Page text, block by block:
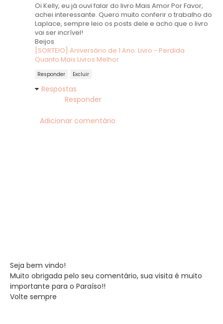
Oi Kelly, eu já ouvi falar do livro Mais Amor Por Favor,
achei interessante. Quero muito conferir o trabalho do
Laplace, sempre leio os posts dele e acho que o livro
vai ser incrível!
Beijos
[SORTEIO] Aniversário de 1 Ano: Livro - Perdida
Quanto Mais Livros Melhor
Responder Excluir
Respostas
Responder
Adicionar comentário
Seja bem vindo!
Muito obrigada pelo seu comentário, sua visita é muito
importante para o Paraíso!!
Volte sempre